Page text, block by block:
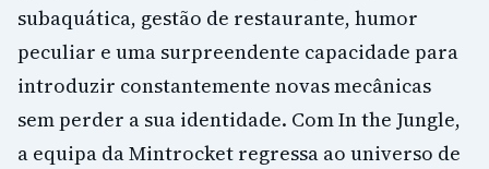
subaquática, gestão de restaurante, humor
peculiar e uma surpreendente capacidade para
introduzir constantemente novas mecânicas
sem perder a sua identidade. Com In the Jungle,
a equipa da Mintrocket regressa ao universo de